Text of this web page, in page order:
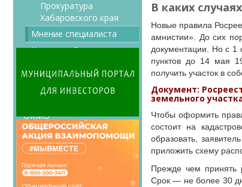
Прокуратура
Хабаровского края
Мнение специалиста
Конкурсы Совета
Семинары Совета
Издания Совета
Вопрос-ответ
ОКМО
Информационный
бюллетень МСУ
НАСЕЛЕНИЕ И МСУ
ТОС
В каких
Новые правила
амнистии». До сих
документации. Но с 1
пунктов до 14 мая
получить участок в
Документ:
земельного
Чтобы оформить
состоит на
образовать,
приложить схему
Прежде чем принять
Срок — не более 30